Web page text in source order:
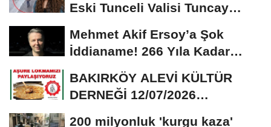
Eski Tunceli Valisi Tuncay
Mehmet Akif Ersoy’a Şok
İddianame! 266 Yıla Kadar
Hapis Talebi
BAKIRKÖY ALEVİ KÜLTÜR
DERNEĞİ 12/07/2026
200 milyonluk 'kurgu kaza'